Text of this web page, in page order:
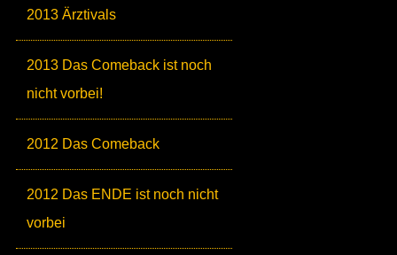
2013 Ärztivals
2013 Das Comeback ist noch
nicht vorbei!
2012 Das Comeback
2012 Das ENDE ist noch nicht
vorbei